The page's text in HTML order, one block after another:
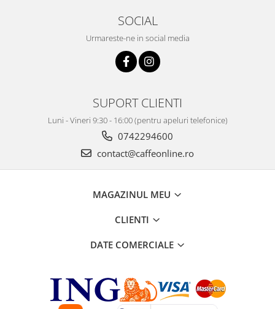
SOCIAL
Urmareste-ne in social media
SUPORT CLIENTI
Luni - Vineri 9:30 - 16:00 (pentru apeluri telefonice)
0742294600
contact@caffeonline.ro
MAGAZINUL MEU
CLIENTI
DATE COMERCIALE